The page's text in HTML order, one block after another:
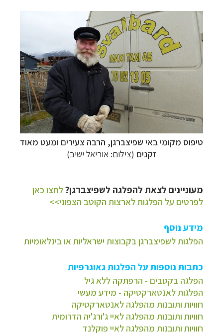
טיפוס מקומי באי שפיצברגן, הרבה צעירים ומעט מאוד
זקנים (צילום: אוריאל ישיב)
מעוניינים לצאת להפלגה לשפיצברגן?לחצו כאן
לפרטים על הפלגות לארצות הקוטב הצפוני>>
מידע נוסף
הפלגות לשפיצברגן בקבוצות ישראליות או בינלאומיות
כתבות נוספות על הפלגות גאוגרפיות
הפלגה בקטבים - הרפתקה ללא גיל
הפלגות לאנטארקטיקה - מידע מעשי
חוויות ותובנות מהפלגה לאנטארקטיקה
חוויות ותובנות מהפלגה לאיי ג'ורג'יה הדרומית
חוויות ותובנות מהפלגה לאיי פוקלנד